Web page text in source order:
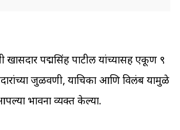
खासदार पद्मसिंह पाटील यांच्यासह एकूण ९
जुळवणी, याचिका आणि विलंब यामुळे
भावना व्यक्त केल्या.